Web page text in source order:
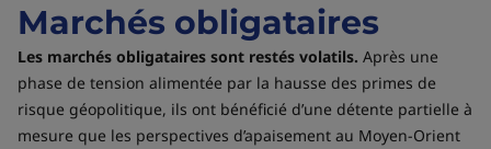
Marchés obligataires
Les marchés obligataires sont restés volatils. Après une
phase de tension alimentée par la hausse des primes de
risque géopolitique, ils ont bénéficié d’une détente partielle à
mesure que les perspectives d’apaisement au Moyen-Orient